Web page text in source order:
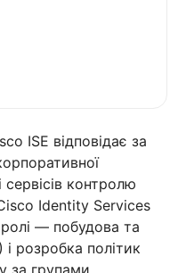
ISE відповідає за
контролю
Identity Services
— побудова та
розробка політик
за групами